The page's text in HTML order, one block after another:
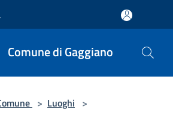
Comune di Gaggiano
> Luoghi >